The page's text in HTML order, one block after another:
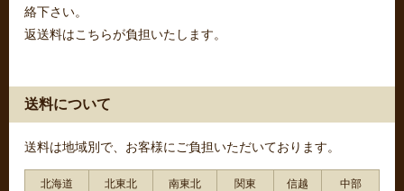
絡下さい。
返送料はこちらが負担いたします。
送料について
送料は地域別で、お客様にご負担いただいております。
北海道 北東北 南東北 関東 信越 中部